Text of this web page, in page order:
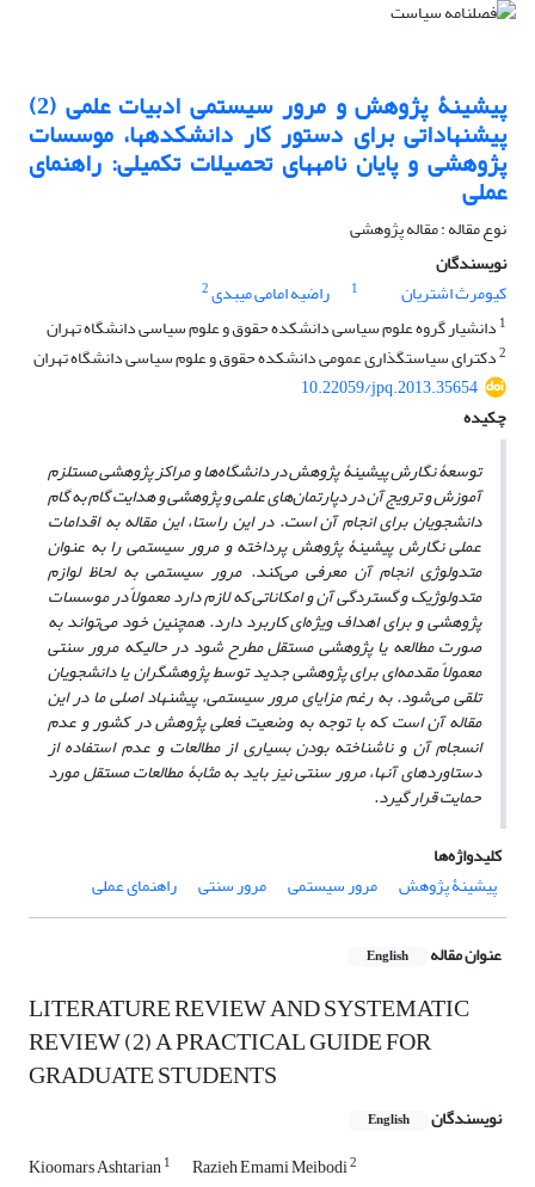
پیشینۀ پژوهش و مرور سیستمی ادبیات علمی (2)
پیشنهاداتی برای دستور کار دانشکدهها، موسسات
پژوهشی و پایان نامههای تحصیلات تکمیلی: راهنمای
عملی
نوع مقاله : مقاله پژوهشی
نویسندگان
کیومرث اشتریان
1 راضیه امامی میبدی2
1 دانشیار گروه علوم سیاسی دانشکده حقوق و علوم سیاسی دانشگاه تهران
2دکترای سیاستگذاری عمومی دانشکده حقوق و علوم سیاسی دانشگاه تهران
10.22059/jpq.2013.35654
چکیده
توسعۀ نگارش پیشینۀ پژوهش در دانشگاه‌ها و مراکز پژوهشی مستلزم
آموزش و ترویج آن در دپارتمان‌های علمی و پژوهشی و هدایت گام به گام
دانشجویان برای انجام آن است. در این راستا، این مقاله به اقدامات
عملی نگارش پیشینۀ پژوهش پرداخته و مرور سیستمی را به عنوان
متدولوژی انجام آن معرفی می‌کند. مرور سیستمی به لحاظ لوازم
متدولوژیک و گستردگی آن و امکاناتی که لازم دارد معمولاً در موسسات
پژوهشی و برای اهداف ویژه‌ای کاربرد دارد. همچنین خود می‌تواند به
صورت مطالعه یا پژوهشی مستقل مطرح شود در حالیکه مرور سنتی
معمولاً مقدمه‌ای برای پژوهشی جدید توسط پژوهشگران یا دانشجویان
تلقی می‌شود. به رغم مزایای مرور سیستمی، پیشنهاد اصلی ما در این
مقاله آن است که با توجه به وضعیت فعلی پژوهش‌ در کشور و عدم
انسجام آن و ناشناخته بودن بسیاری از مطالعات و عدم استفاده از
دستاوردهای آنها، مرور سنتی نیز باید به مثابۀ مطالعات مستقل مورد
حمایت قرار گیرد.
کلیدواژه‌ها
پیشینۀ پژوهش
مرور سیستمی مرور سنتی راهنمای عملی
عنوان مقاله English
LITERATURE REVIEW AND SYSTEMATIC
REVIEW (2) A PRACTICAL GUIDE FOR
GRADUATE STUDENTS
نویسندگان English
Kioomars Ashtarian1 Razieh Emami Meibodi2